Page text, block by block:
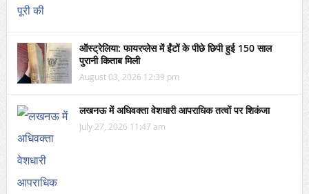
ऑस्ट्रेलिया: फायरप्लेस में ईंटों के पीछे छिपी हुई 150 साल
पुरानी किताब मिली
August 03, 2026 12:39 pm
लखनऊ में अधिवक्ता वेशधारी आपराधिक तत्वों पर शिकंजा
July 27, 2026 11:47 am